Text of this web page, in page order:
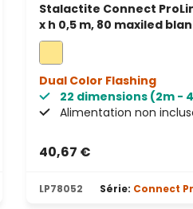
Stalactite Connect
x h 0,5 m, 80 maxiled
câble transparent
Dual Color Flashing
22 dimensions (2m -
Alimentation non
40,67 €
LP78052 Série: Connect